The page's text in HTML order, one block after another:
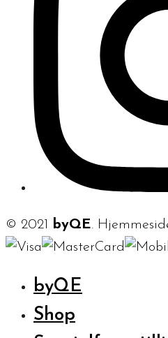
© 2021 byQE.
byQE
Shop